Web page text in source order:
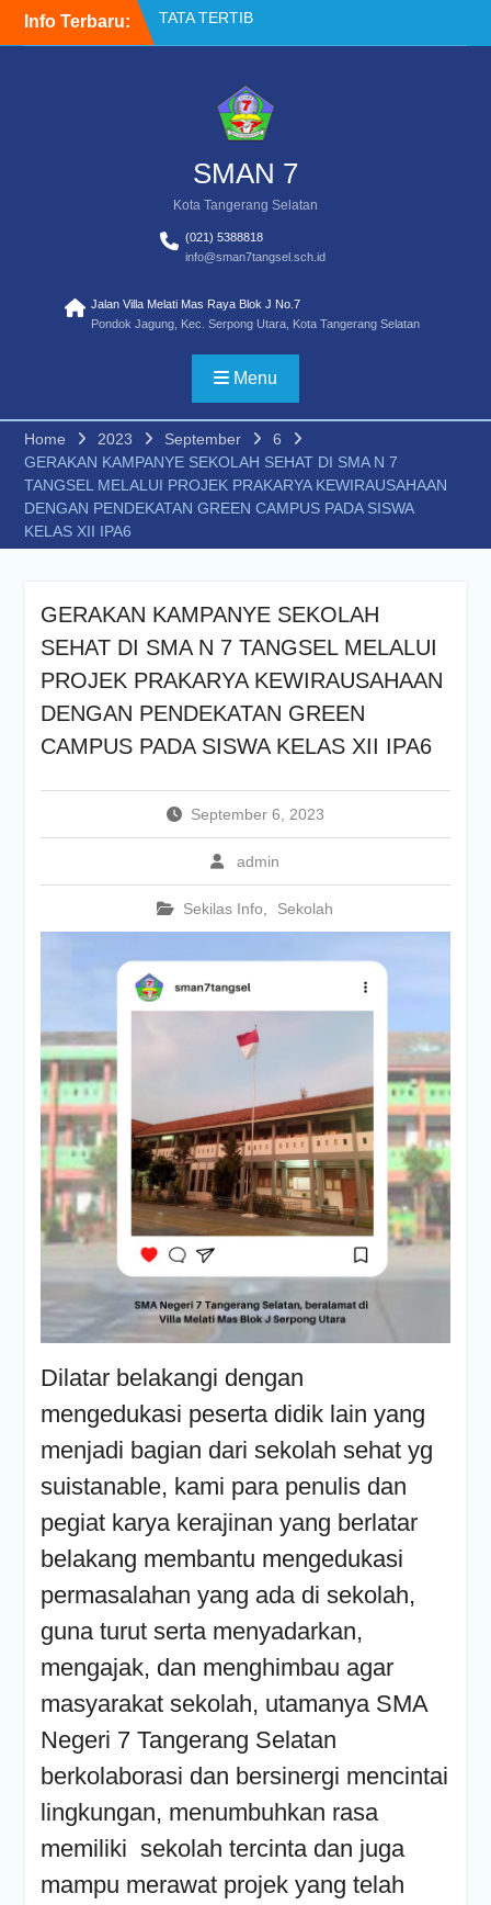
Info Terbaru:
Akses Buku Resmi
Kemendikdasmen melalui
Perbukuan Indonesia (SIBI)
WELCOME BACK TO
SMAN 7
Kota Tangerang Selatan
(021) 5388818
info@sman7tangsel.sch.id
Jalan Villa Melati Mas Raya Blok J No.7
Pondok Jagung, Kec. Serpong Utara, Kota Tangerang Selatan
Menu
Home 2023 September
6
GERAKAN KAMPANYE SEKOLAH SEHAT DI SMA N 7
TANGSEL MELALUI PROJEK PRAKARYA KEWIRAUSAHAAN
DENGAN PENDEKATAN GREEN CAMPUS PADA SISWA
KELAS XII IPA6
GERAKAN KAMPANYE SEKOLAH
SEHAT DI SMA N 7 TANGSEL MELALUI
PROJEK PRAKARYA KEWIRAUSAHAAN
DENGAN PENDEKATAN GREEN
CAMPUS PADA SISWA KELAS XII IPA6
September 6, 2023
admin
Sekilas Info Sekolah
Dilatar belakangi dengan
mengedukasi peserta didik lain yang
menjadi bagian dari sekolah sehat yg
suistanable, kami para penulis dan
pegiat karya kerajinan yang berlatar
belakang membantu mengedukasi
permasalahan yang ada di sekolah,
guna turut serta menyadarkan,
mengajak, dan menghimbau agar
masyarakat sekolah, utamanya SMA
Negeri 7 Tangerang Selatan
berkolaborasi dan bersinergi mencintai
lingkungan, menumbuhkan rasa
memiliki sekolah tercinta dan juga
mampu merawat projek yang telah